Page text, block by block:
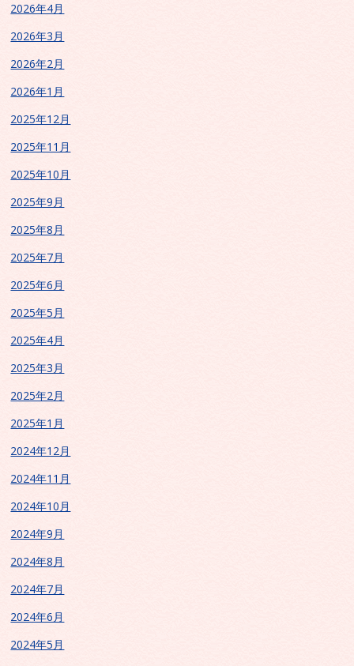
2026年4月
2026年3月
2026年2月
2026年1月
2025年12月
2025年11月
2025年10月
2025年9月
2025年8月
2025年7月
2025年6月
2025年5月
2025年4月
2025年3月
2025年2月
2025年1月
2024年12月
2024年11月
2024年10月
2024年9月
2024年8月
2024年7月
2024年6月
2024年5月